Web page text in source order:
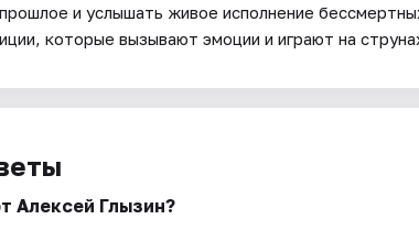
и услышать живое исполнение
которые вызывают эмоции и играют на
Алексей Глызин?